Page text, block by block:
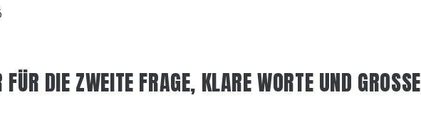
DIE ZWEITE FRAGE, KLARE WORTE UND GROSSE